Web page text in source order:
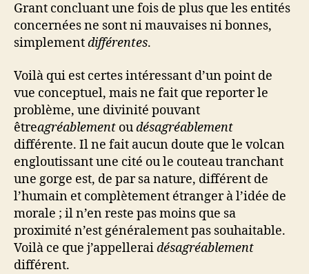
Grant concluant une fois de plus que les entités
concernées ne sont ni mauvaises ni bonnes,
simplementdifférentes.
Voilà qui est certes intéressant d’un point de
vue conceptuel, mais ne fait que reporter le
problème, une divinité pouvant
êtreagréablement oudésagréablement
différente. Il ne fait aucun doute que le volcan
engloutissant une cité ou le couteau tranchant
une gorge est, de par sa nature, différent de
l’humain et complètement étranger à l’idée de
morale ; il n’en reste pas moins que sa
proximité n’est généralement pas souhaitable.
Voilà ce que j’appelleraidésagréablement
différent.